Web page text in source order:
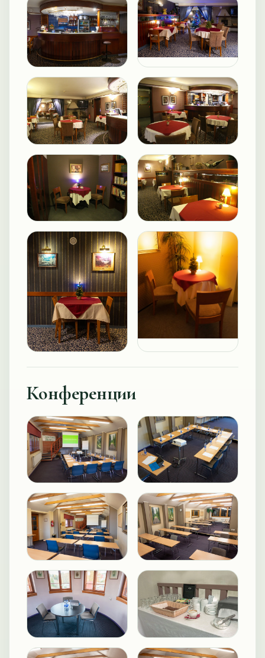
Конференции